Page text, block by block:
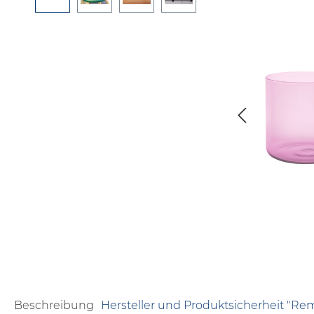
Beschreibung Hersteller und Produktsicherheit